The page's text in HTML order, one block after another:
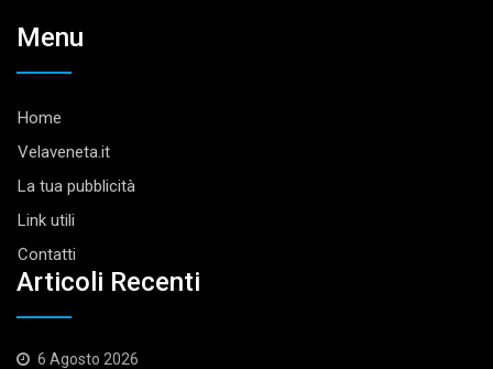
Menu
Home
Velaveneta.it
La tua pubblicità
Link utili
Contatti
Articoli Recenti
6 Agosto 2026